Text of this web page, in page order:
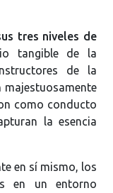
tres niveles de
tangible de la
de la
majestuosamente
como conducto
la esencia
en sí mismo, los
en un entorno